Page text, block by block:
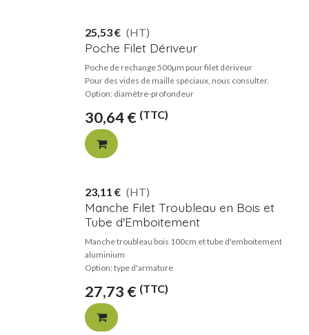
Poche Filet Dériveur
Poche de rechange 500µm pour filet dériveur
Pour des vides de maille spéciaux, nous consulter.
Option: diamètre-profondeur
30,64€ (TTC)
25,53€ (HT)
Manche Filet Troubleau en Bois et
Tube d'Emboitement
Manche troubleau bois 100cm et tube d'emboitement
aluminium
Option: type d'armature
27,73 € (TTC)
23,11 € (HT)